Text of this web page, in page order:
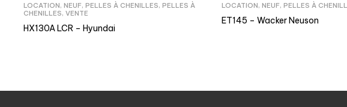
LOCATION, NEUF, PELLES À CHENILLES, PELLES À
CHENILLES, VENTE
HX130A LCR – Hyundai
LOCATION, NEUF, PELLES À
ET145 – Wacker Neuson